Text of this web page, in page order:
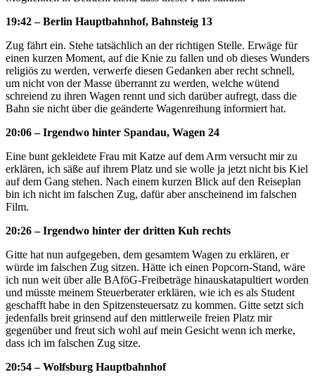
19:42 – Berlin Hauptbahnhof, Bahnsteig 13
Zug fährt ein. Stehe tatsächlich an der richtigen Stelle. Erwäge für
einen kurzen Moment, auf die Knie zu fallen und ob dieses Wunders
religiös zu werden, verwerfe diesen Gedanken aber recht schnell,
um nicht von der Masse überrannt zu werden, welche wütend
schreiend zu ihren Wagen rennt und sich darüber aufregt, dass die
Bahn sie nicht über die geänderte Wagenreihung informiert hat.
20:06 – Irgendwo hinter Spandau, Wagen 24
Eine bunt gekleidete Frau mit Katze auf dem Arm versucht mir zu
erklären, ich säße auf ihrem Platz und sie wolle ja jetzt nicht bis Kiel
auf dem Gang stehen. Nach einem kurzen Blick auf den Reiseplan
bin ich nicht im falschen Zug, dafür aber anscheinend im falschen
Film.
20:26 – Irgendwo hinter der dritten Kuh rechts
Gitte hat nun aufgegeben, dem gesamtem Wagen zu erklären, er
würde im falschen Zug sitzen. Hätte ich einen Popcorn-Stand, wäre
ich nun weit über alle BAföG-Freibeträge hinauskatapultiert worden
und müsste meinem Steuerberater erklären, wie ich es als Student
geschafft habe in den Spitzensteuersatz zu kommen. Gitte setzt sich
jedenfalls breit grinsend auf den mittlerweile freien Platz mir
gegenüber und freut sich wohl auf mein Gesicht wenn ich merke,
dass ich im falschen Zug sitze.
20:54 – Wolfsburg Hauptbahnhof